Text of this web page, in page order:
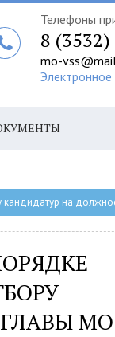
Телефоны
8
mo-
кандидатур на
МО